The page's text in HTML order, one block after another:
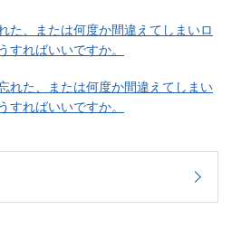
た、または何度か間違えてしまいロ
すればいいですか。
れた、または何度か間違えてしまい
すればいいですか。